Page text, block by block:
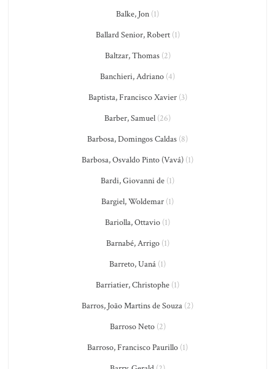
Balke, Jon (1)
Ballard Senior, Robert(1)
Baltzar, Thomas(2)
Banchieri, Adriano (4)
Baptista, Francisco Xavier(3)
Barber, Samuel (26)
Barbosa, Domingos Caldas (8)
Barbosa, Osvaldo Pinto (Vavá) (1)
Bardi, Giovanni de (1)
Bargiel, Woldemar (1)
Bariolla, Ottavio (1)
Barnabé, Arrigo(1)
Barreto, Uaná (1)
Barriatier, Christophe (1)
Barros, João Martins de Souza (2)
Barroso Neto(2)
Barroso, Francisco Paurillo (1)